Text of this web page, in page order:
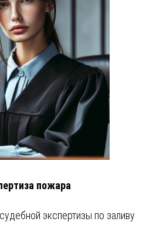
пожара
экспертизы по заливу